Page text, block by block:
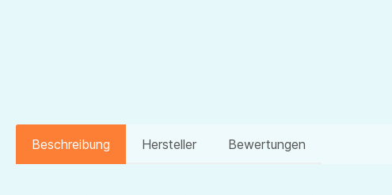
Beschreibung Hersteller Bewertungen